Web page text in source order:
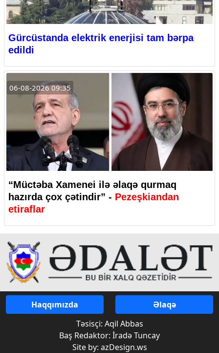
Gürcüstanda elektrik enerjisi tam bərpa
edildi
06-08-2026 09:35
“Müctəba Xamenei ilə əlaqə qurmaq
hazırda çox çətindir” - Pezeşkiandan
etiraflar
Haqqımızda
Əlaqə
Təsisçi: Aqil Abbas
Baş Redaktor: İradə Tuncay
Site by: azDesign.ws